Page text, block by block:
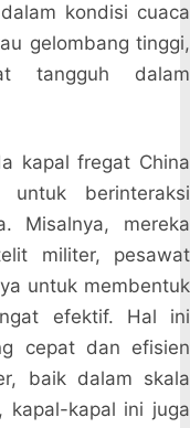
kondisi cuaca
gelombang tinggi,
tangguh dalam
kapal fregat China
untuk berinteraksi
Misalnya, mereka
militer, pesawat
untuk membentuk
efektif. Hal ini
cepat dan efisien
baik dalam skala
kapal-kapal ini juga